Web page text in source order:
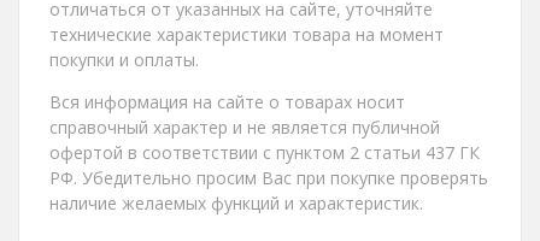
отличаться от указанных на сайте, уточняйте
технические характеристики товара на момент
покупки и оплаты.
Вся информация на сайте о товарах носит
справочный характер и не является публичной
офертой в соответствии с пунктом 2 статьи 437 ГК
РФ. Убедительно просим Вас при покупке проверять
наличие желаемых функций и характеристик.